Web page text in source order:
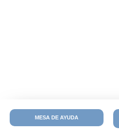
MESA DE AYUDA